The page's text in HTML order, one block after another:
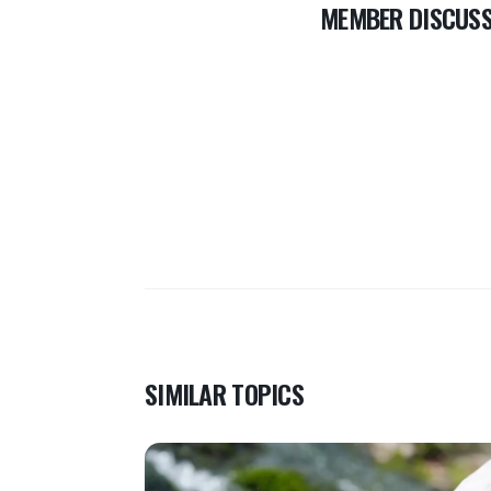
MEMBER
SIMILAR TOPICS